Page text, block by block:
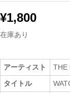
¥1,800
在庫あり
アーティスト
THE
タイトル